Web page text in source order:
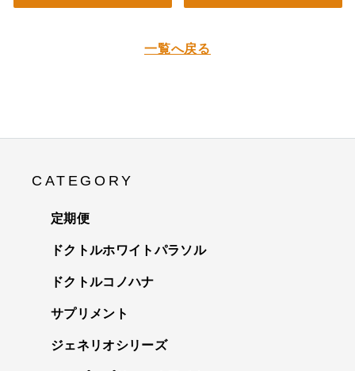
一覧へ戻る
CATEGORY
定期便
ドクトルホワイトパラソル
ドクトルコノハナ
サプリメント
ジェネリオシリーズ